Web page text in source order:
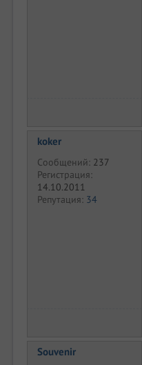
koker
Сообщений: 237
Регистрация:
14.10.2011
Репутация: 34
Souvenir